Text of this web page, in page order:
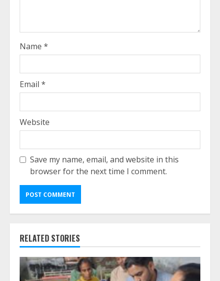
Name *
Email *
Website
Save my name, email, and website in this
browser for the next time I comment.
RELATED STORIES